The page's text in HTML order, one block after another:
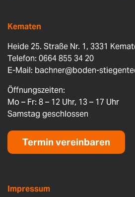
Kematen
Heide 25. Straße Nr. 1, 3331
Telefon: 0664 855 34 20
E-Mail: bachner@boden-
Öffnungszeiten:
Mo – Fr: 8 – 12 Uhr, 13 – 17 Uhr
Samstag geschlossen
Termin vereinbaren
Impressum